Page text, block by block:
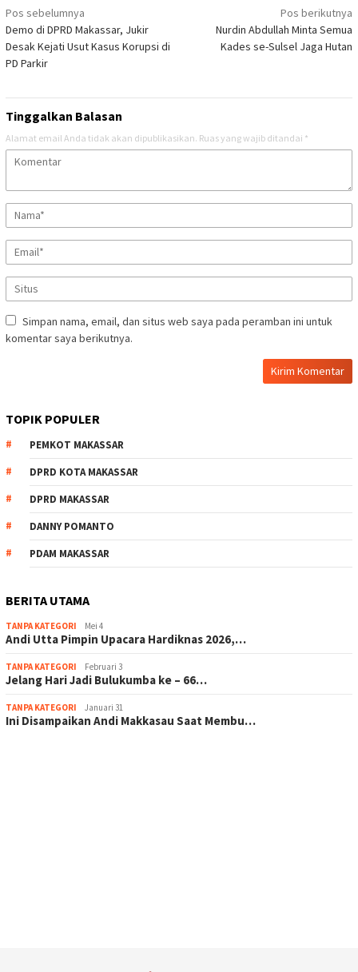
Navigasi
pos
Pos sebelumnya
Demo di DPRD Makassar, Jukir
Desak Kejati Usut Kasus Korupsi di
PD Parkir
Pos berikutnya
Nurdin Abdullah Minta Semua
Kades se-Sulsel Jaga Hutan
Tinggalkan Balasan
Alamat email Anda tidak akan dipublikasikan. Ruas yang wajib ditandai *
Simpan nama, email, dan situs web saya pada peramban ini untuk
komentar saya berikutnya.
TOPIK POPULER
PEMKOT MAKASSAR
DPRD KOTA MAKASSAR
DPRD MAKASSAR
DANNY POMANTO
PDAM MAKASSAR
BERITA UTAMA
TANPA KATEGORI Mei 4
Andi Utta Pimpin Upacara Hardiknas 2026,…
TANPA KATEGORI Februari 3
Jelang Hari Jadi Bulukumba ke – 66…
TANPA KATEGORI Januari 31
Ini Disampaikan Andi Makkasau Saat Membu…